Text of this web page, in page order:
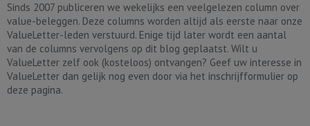
Sinds 2007 publiceren we wekelijks een veelgelezen column over
value-beleggen. Deze columns worden altijd als eerste naar onze
ValueLetter-leden verstuurd. Enige tijd later wordt een aantal
van de columns vervolgens op dit blog geplaatst. Wilt u
ValueLetter zelf ook (kosteloos) ontvangen? Geef uw interesse in
ValueLetter dan gelijk nog even door via het inschrijfformulier op
deze pagina.